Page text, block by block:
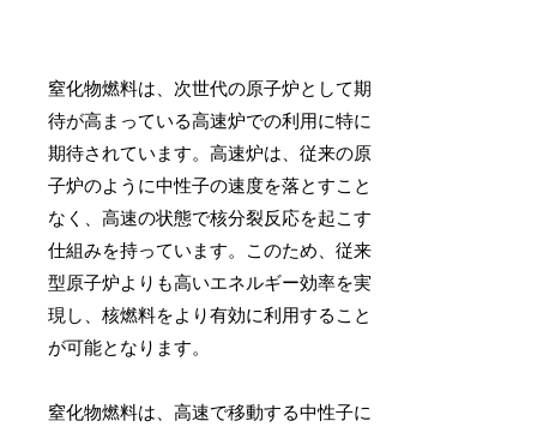
窒化物燃料は、次世代の原子炉として期
待が高まっている高速炉での利用に特に
期待されています。高速炉は、従来の原
子炉のように中性子の速度を落とすこと
なく、高速の状態で核分裂反応を起こす
仕組みを持っています。このため、従来
型原子炉よりも高いエネルギー効率を実
現し、核燃料をより有効に利用すること
が可能となります。
窒化物燃料は、高速で移動する中性子に